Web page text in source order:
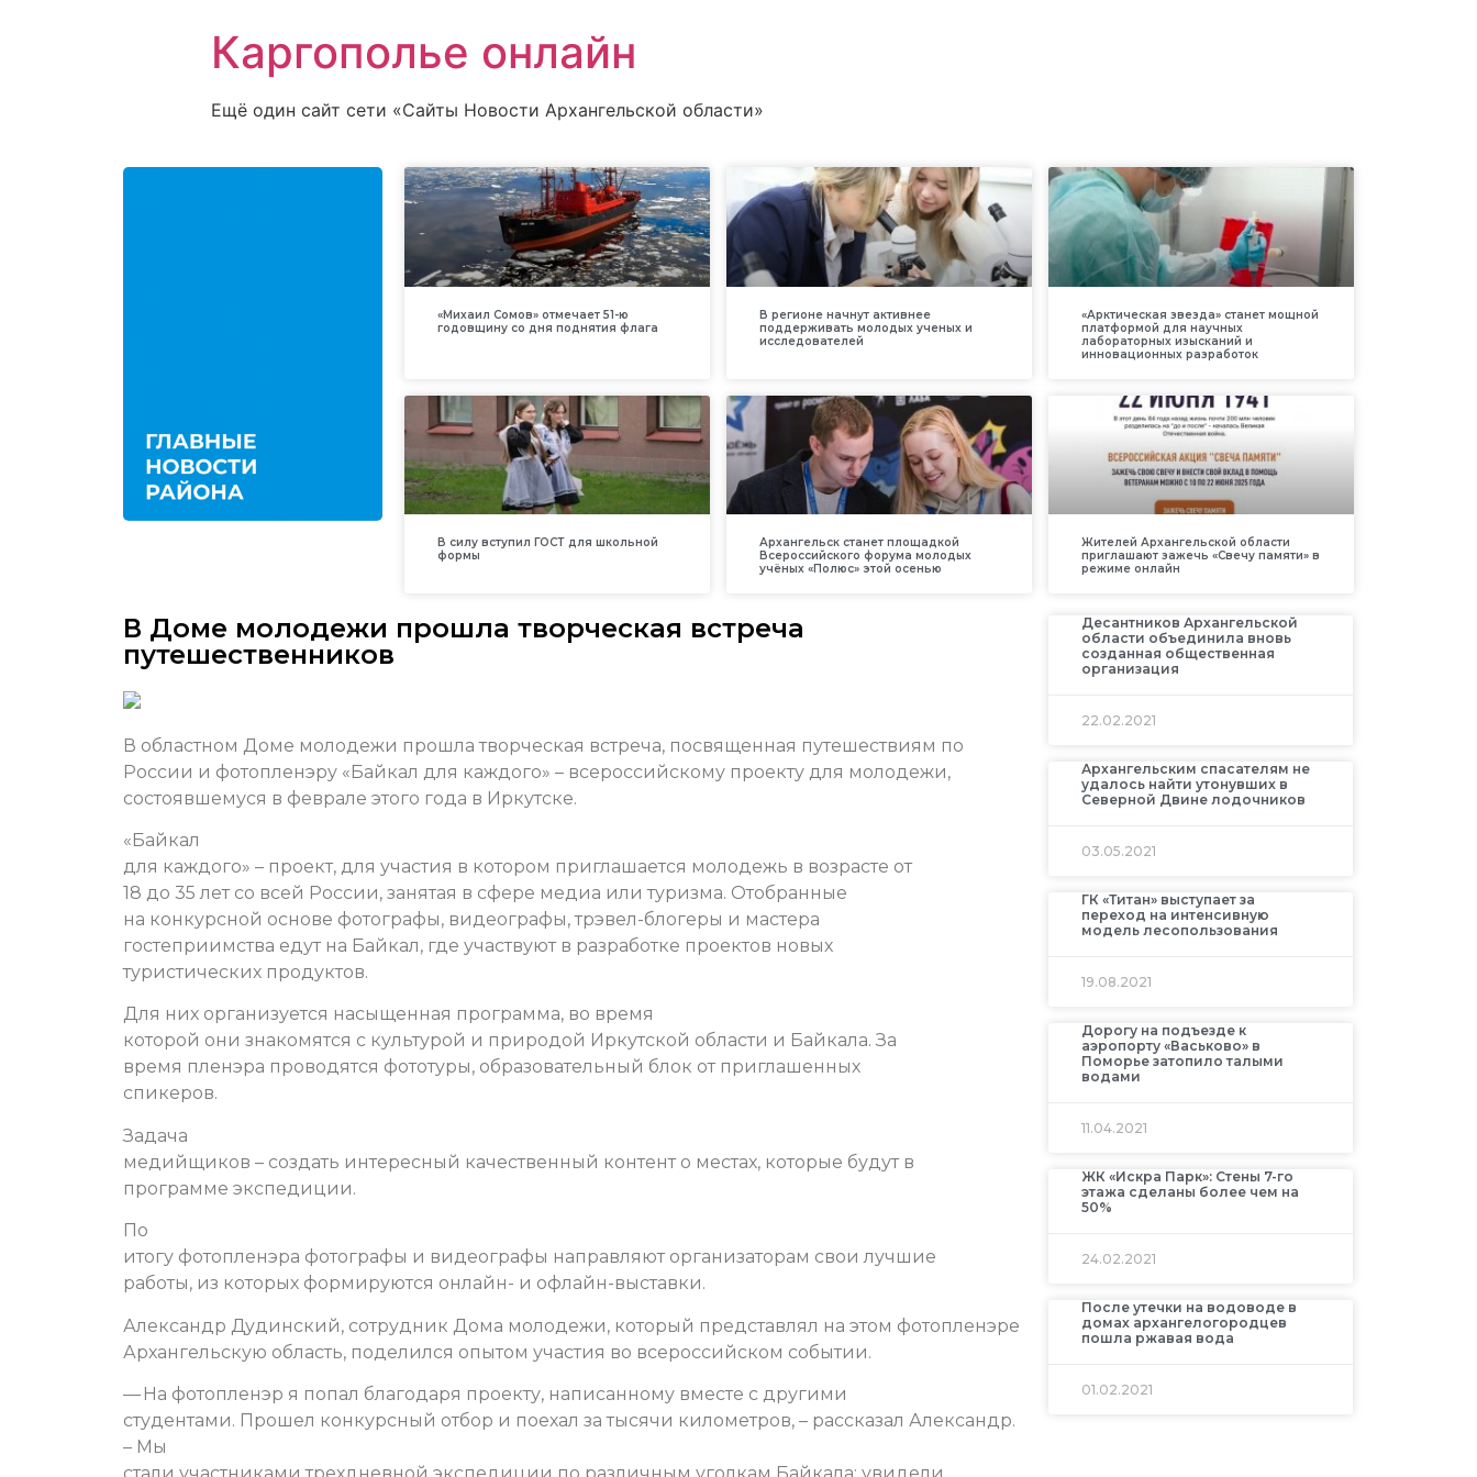
Каргополье онлайн
Ещё один сайт сети «Сайты Новости Архангельской области»
«Михаил Сомов» отмечает 51-ю
годовщину со дня поднятия флага
В регионе начнут активнее
поддерживать молодых ученых и
исследователей
«Арктическая звезда» станет мощной
платформой для научных
лабораторных изысканий и
инновационных разработок
В силу вступил ГОСТ для школьной
формы
Архангельск станет площадкой
Всероссийского форума молодых
учёных «Полюс» этой осенью
Жителей Архангельской области
приглашают зажечь «Свечу памяти» в
режиме онлайн
В Доме молодежи прошла творческая встреча
путешественников
В областном Доме молодежи прошла творческая встреча, посвященная путешествиям по
России и фотопленэру «Байкал для каждого» – всероссийскому проекту для молодежи,
состоявшемуся в феврале этого года в Иркутске.
«Байкал
для каждого» – проект, для участия в котором приглашается молодежь в возрасте от
18 до 35 лет со всей России, занятая в сфере медиа или туризма. Отобранные
на конкурсной основе фотографы, видеографы, трэвел-блогеры и мастера
гостеприимства едут на Байкал, где участвуют в разработке проектов новых
туристических продуктов.
Для них организуется насыщенная программа, во время
которой они знакомятся с культурой и природой Иркутской области и Байкала. За
время пленэра проводятся фототуры, образовательный блок от приглашенных
спикеров.
Задача
медийщиков – создать интересный качественный контент о местах, которые будут в
программе экспедиции.
По
итогу фотопленэра фотографы и видеографы направляют организаторам свои лучшие
работы, из которых формируются онлайн- и офлайн-выставки.
Александр Дудинский, сотрудник Дома молодежи, который представлял на этом фотопленэре
Архангельскую область, поделился опытом участия во всероссийском событии.
— На фотопленэр я попал благодаря проекту, написанному вместе с другими
студентами. Прошел конкурсный отбор и поехал за тысячи километров, – рассказал Александр.
– Мы
Десантников Архангельской
области объединила вновь
созданная общественная
организация
22.02.2021
Архангельским спасателям не
удалось найти утонувших в
Северной Двине лодочников
03.05.2021
ГК «Титан» выступает за
переход на интенсивную
модель лесопользования
19.08.2021
Дорогу на подъезде к
аэропорту «Васьково» в
Поморье затопило талыми
водами
11.04.2021
ЖК «Искра Парк»: Стены 7-го
этажа сделаны более чем на
50%
24.02.2021
После утечки на водоводе в
домах архангелогородцев
пошла ржавая вода
01.02.2021